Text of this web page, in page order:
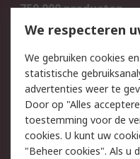
750.000 producten
Bestellen
Track & Trace
Wettelijk
Cookiebeleid
Privacybeleid
We respecteren
We gebruiken cookies
statistische
advertenties weer te
Door op "Alles
toestemming voor de
cookies. U kunt uw
"Beheer cookies". Als u